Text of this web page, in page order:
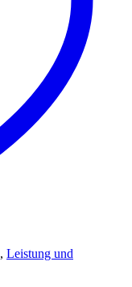
, Leistung und